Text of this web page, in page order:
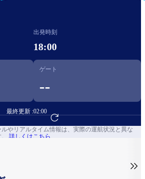
出発時刻
18:00
ゲート
--
最終更新 :02:00
フライト予約へ
やリアルタイム情報は、実際の運航状況と異な
詳しくはこちら
